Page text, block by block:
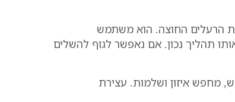
את הרעלים החוצה. הוא משתמש
תהליך נכון. אם נאפשר לגוף להשלים
מחפש איזון ושלמות. עצירת